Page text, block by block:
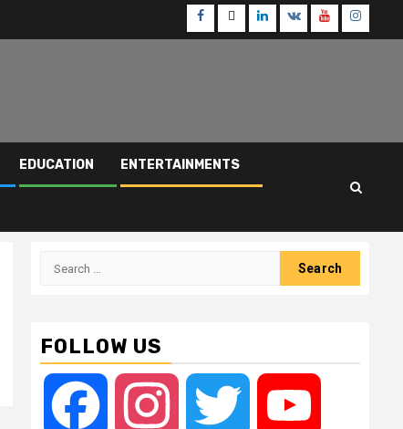
Facebook
TwitterLinkedin
VK Youtube
EDUCATION ENTERTAINMENTS
Search
FOLLOW US
Facebook Instagram Twitter